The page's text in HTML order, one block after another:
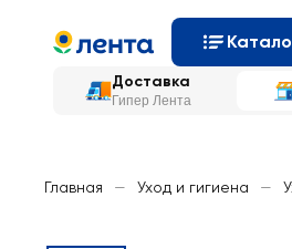
Доставка
Гипер Лента
Главная — Уход и гигиена —